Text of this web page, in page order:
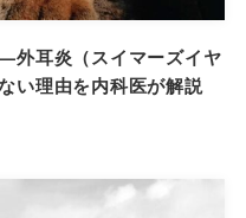
外耳炎（スイマーズイヤ
い理由を内科医が解説